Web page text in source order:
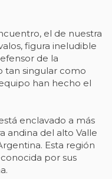
el de nuestra
figura ineludible
de la
tan singular como
han hecho el
enclavado a más
andina del alto Valle
Esta región
por sus